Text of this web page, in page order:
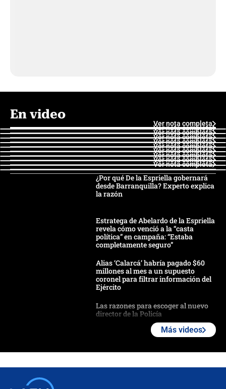
En video
Ver nota completa
Ver nota completa
Ver nota completa
Ver nota completa
Ver nota completa
Ver nota completa
Ver nota completa
Ver nota completa
Ver nota completa
Ver nota completa
¿Por qué De la Espriella gobernará
desde Barranquilla? Experto explica
la razón
Estratega de Abelardo de la Espriella
revela cómo venció a la “casta
política” en campaña: “Estaba
completamente seguro”
Alias ‘Calarcá’ habría pagado $60
millones al mes a un supuesto
coronel para filtrar información del
Ejército
Las razones para escoger al nuevo
director de la Policía
Más videos